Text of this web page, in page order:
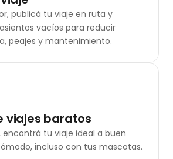
publicá tu viaje en ruta y
vacíos para reducir
peajes y mantenimiento.
viajes baratos
encontrá tu viaje ideal a buen
incluso con tus mascotas.